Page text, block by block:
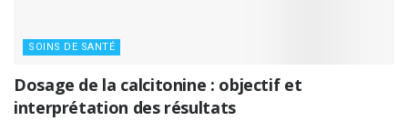
SOINS DE SANTÉ
Dosage de la calcitonine : objectif et
interprétation des résultats